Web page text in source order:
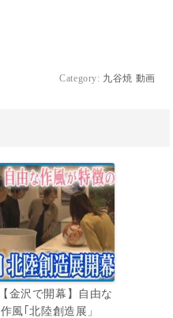
Category: 九谷焼 動画
【金沢で開幕】自由な
作風｢北陸創造展」